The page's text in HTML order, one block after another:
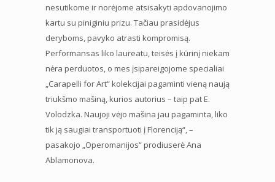
nesutikome ir norėjome atsisakyti apdovanojimo
kartu su piniginiu prizu. Tačiau prasidėjus
deryboms, pavyko atrasti kompromisą.
Performansas liko laureatu, teisės į kūrinį niekam
nėra perduotos, o mes įsipareigojome specialiai
„Carapelli for Art“ kolekcijai pagaminti vieną naują
triukšmo mašiną, kurios autorius – taip pat E.
Volodzka. Naujoji vėjo mašina jau pagaminta, liko
tik ją saugiai transportuoti į Florenciją“, –
pasakojo „Operomanijos“ prodiuserė Ana
Ablamonova.